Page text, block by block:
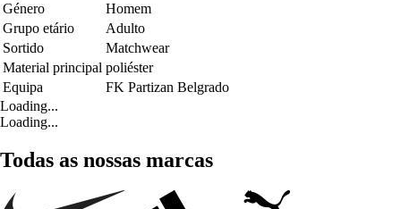
Género
Homem
Grupo etário
Adulto
Sortido
Matchwear
Material principal poliéster
Equipa
FK Partizan Belgrado
Loading...
Loading...
Todas as nossas marcas